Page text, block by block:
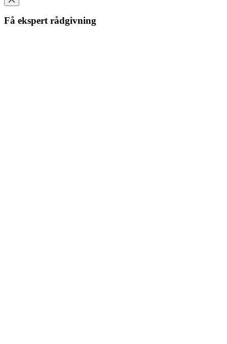
Få ekspert rådgivning